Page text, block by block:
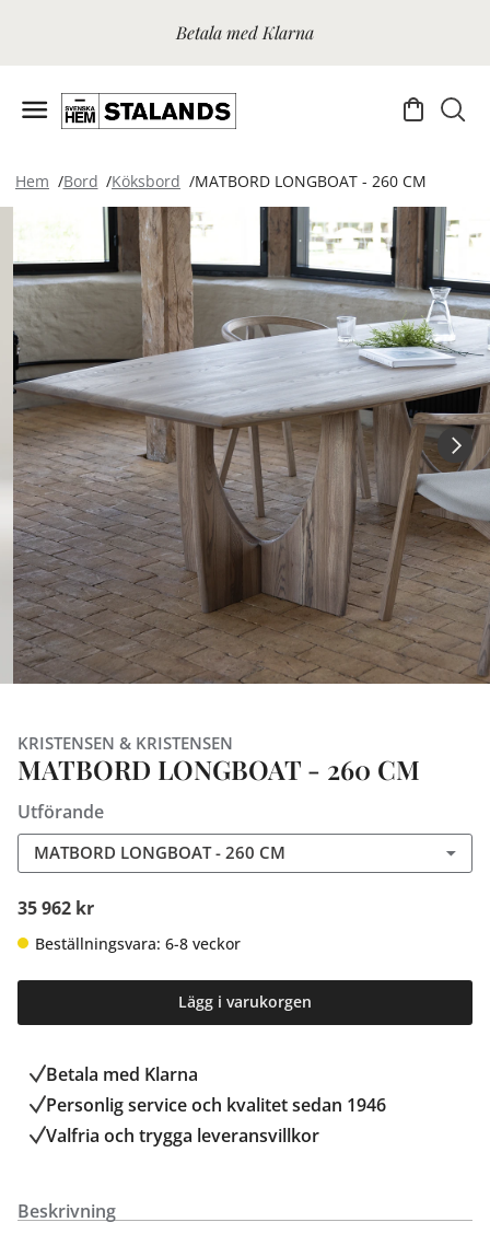
Betala med Klarna
Hem Bord Köksbord MATBORD LONGBOAT - 260 CM
KRISTENSEN & KRISTENSEN
MATBORD LONGBOAT - 260 CM
Utförande
MATBORD LONGBOAT - 260 CM
35 962 kr
Beställningsvara: 6-8 veckor
Lägg i varukorgen
Betala med Klarna
Personlig service och kvalitet sedan 1946
Valfria och trygga leveransvillkor
Beskrivning